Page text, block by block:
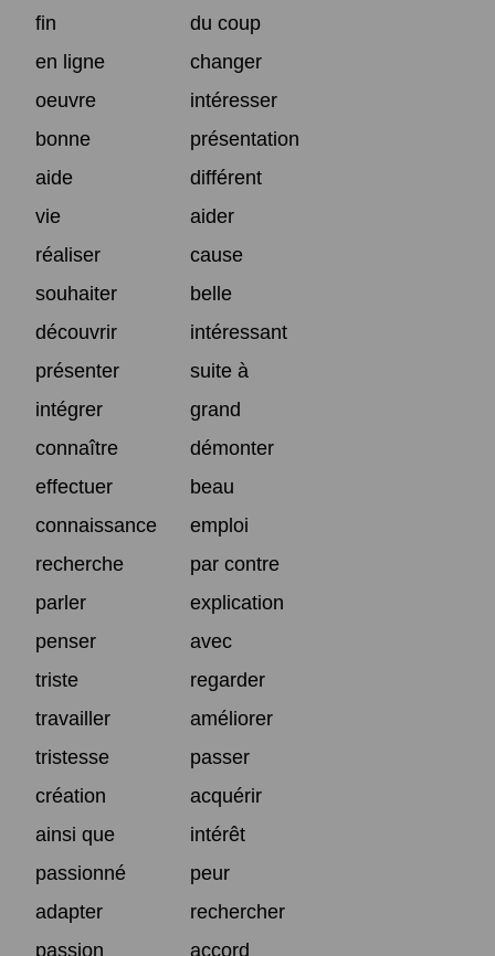
fin
du coup
en ligne
changer
oeuvre
intéresser
bonne
présentation
aide
différent
vie
aider
réaliser
cause
souhaiter
belle
découvrir
intéressant
présenter
suite à
intégrer
grand
connaître
démonter
effectuer
beau
connaissance
emploi
recherche
par contre
parler
explication
penser
avec
triste
regarder
travailler
améliorer
tristesse
passer
création
acquérir
ainsi que
intérêt
passionné
peur
adapter
rechercher
passion
accord